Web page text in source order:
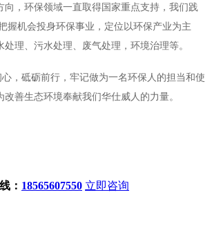
向，环保领域一直取得国家重点支持，我们践
握机会投身环保事业，定位以环保产业为主
理、污水处理、废气处理，环境治理等。
，砥砺前行，牢记做为一名环保人的担当和使
善生态环境奉献我们华仕威人的力量。
： 18565607550 立即咨询